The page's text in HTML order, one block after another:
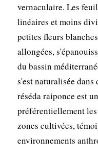
vernaculaire. Les
linéaires et moins
petites fleurs
allongées,
du bassin
s'est naturalisée dans
réséda raiponce est
préférentiellement
zones cultivées,
environnements